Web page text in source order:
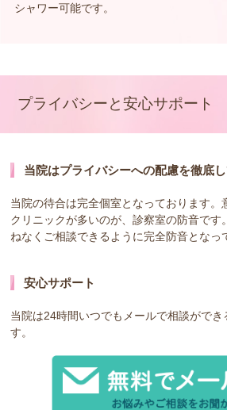
シャワー可能です。
プライバシーと安心サポート
当院はプライバシーへの配慮を徹底
当院の待合は完全個室となっております。
クリニックが多いのが、診察室の防音です
ねなくご相談できるように完全防音となっ
安心サポート
当院は24時間いつでもメールで相談ができ
す。